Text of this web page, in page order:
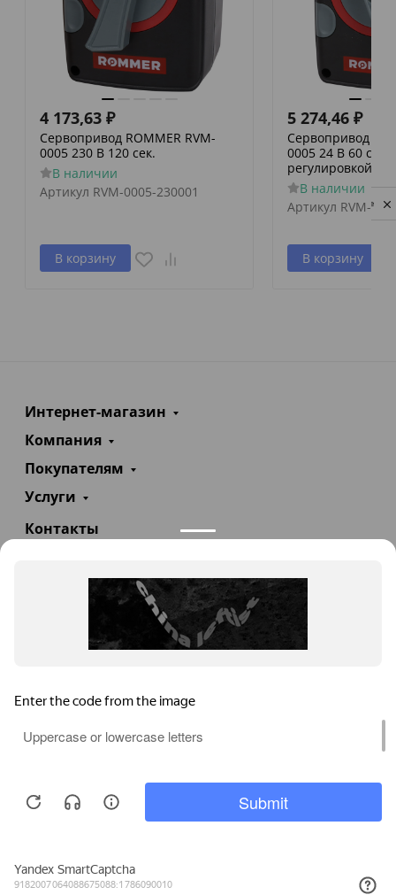
4 173,63 ₽
Сервопривод ROMMER RVM-
0005 230 В 120 сек.
В наличии
Артикул RVM-0005-230001
В корзину
5 274,46 ₽
Сервопривод
0005 24 В 60
регулировкой по
В наличии
Артикул RVM-
В корзину
Интернет-магазин
Компания
Покупателям
Услуги
Контакты
info@teploexpert.com
Пн—Сб 09:00 – 18:00
TeploExpert.com © 2008 - 2026 Оборудование для
систем отопления, водоснабжения, канализации
Privacy notice